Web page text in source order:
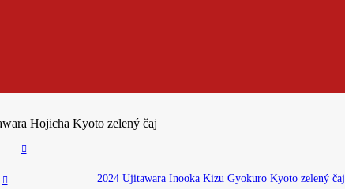
Hojicha Kyoto zelený čaj
2024 Ujitawara Inooka Kizu Gyokuro Kyoto zelený čaj